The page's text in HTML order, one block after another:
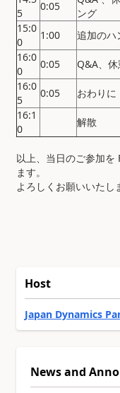
5
0:05
ング
15:0
0
1:00
追加のハ
16:0
0
0:05
Q&A、休
16:0
5
0:05
おわりに
16:1
0
解散
以上、当日のご参加を
ます。
よろしくお願いいたし
Host
Japan Dynamics
News and